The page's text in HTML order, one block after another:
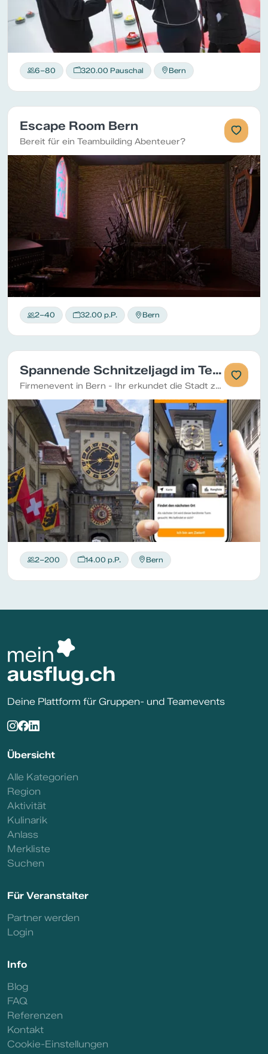
6–80 320.00 Pauschal Bern
Escape Room Bern
Bereit für ein Teambuilding Abenteuer?
2–40 32.00 p.P. Bern
Spannende Schnitzeljagd im Team in Bern
Firmenevent in Bern - Ihr erkundet die Stadt zu Fuss und stärkt gleichzeitig eure Teamkompetenzen. Löst verschiedene Arten von Aufgaben und sammelt Punkte für euer Team.
2–200 14.00 p.P. Bern
Deine Plattform für Gruppen- und Teamevents
Übersicht
Alle Kategorien
Region
Aktivität
Kulinarik
Anlass
Merkliste
Suchen
Für Veranstalter
Partner werden
Login
Info
Blog
FAQ
Referenzen
Kontakt
Cookie-Einstellungen